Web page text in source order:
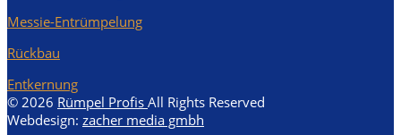
Messie-Entrümpelung
Rückbau
Entkernung
© 2026 Rümpel Profis All Rights Reserved
Webdesign: zacher media gmbh